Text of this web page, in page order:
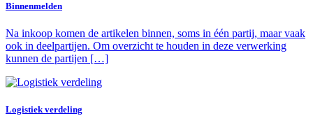
Binnenmelden
Na inkoop komen de artikelen binnen, soms in één partij, maar vaak
ook in deelpartijen. Om overzicht te houden in deze verwerking
kunnen de partijen […]
Logistiek verdeling